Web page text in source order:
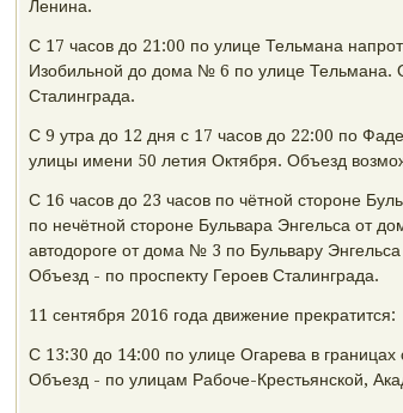
Ленина.
С 17 часов до 21:00 по улице Тельмана
Изобильной до дома № 6 по улице Тельмана.
Сталинграда.
С 9 утра до 12 дня с 17 часов до 22:00 по
улицы имени 50 летия Октября. Объезд
С 16 часов до 23 часов по чётной стороне
по нечётной стороне Бульвара Энгельса от
автодороге от дома № 3 по Бульвару
Объезд - по проспекту Героев Сталинграда.
11 сентября 2016 года движение прекратится:
С 13:30 до 14:00 по улице Огарева в границах
Объезд - по улицам Рабоче-Крестьянской,